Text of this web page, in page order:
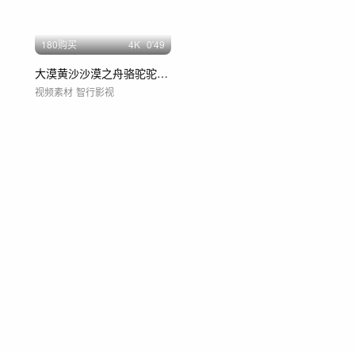
180购买 4K 0'49
大漠黄沙沙漠之舟骆驼驼队沙尘暴商队张骞
视频素材 智行影视